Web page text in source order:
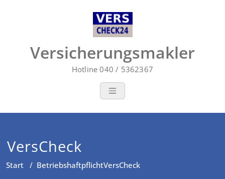
Versicherungsmakler
Hotline 040 / 5362367
VersCheck
Start / BetriebshaftpflichtVersCheck